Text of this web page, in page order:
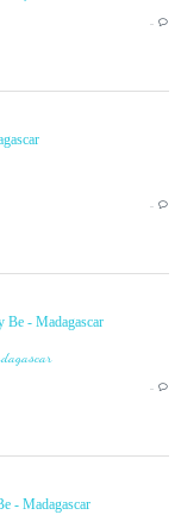
…
…
Be - Madagascar
…
- Madagascar